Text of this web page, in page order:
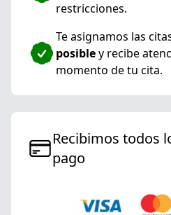
restricciones.
Te asignamos las
posibley recibe
momento de tu cita.
Recibimos todos
pago